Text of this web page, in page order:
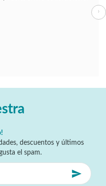
›
descuentos y últimos
el spam.